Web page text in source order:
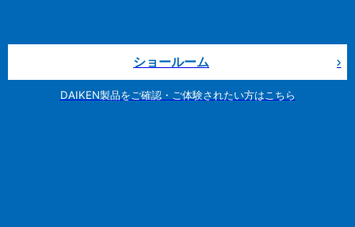
ショールーム
DAIKEN製品をご確認・ご体験されたい方はこちら